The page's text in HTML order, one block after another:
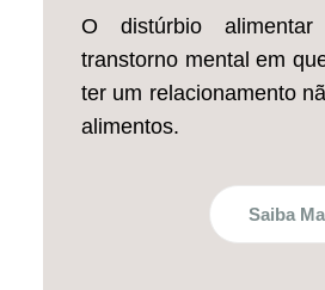
O distúrbio
transtorno mental em
ter um relacionamento
alimentos.
Saiba